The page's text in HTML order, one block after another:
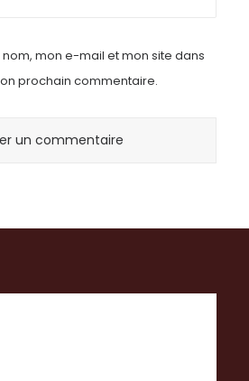
mon e-mail et mon site dans
prochain commentaire.